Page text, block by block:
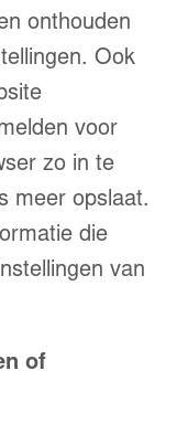
onthouden
Ook
voor
zo in te
meer opslaat.
die
van
of